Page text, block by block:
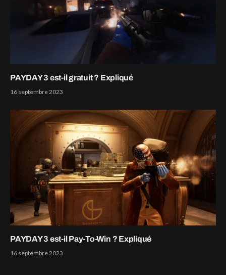
PAYDAY 3 est-il gratuit ? Expliqué
16 septembre 2023
PAYDAY 3 est-il Pay-To-Win ? Expliqué
16 septembre 2023